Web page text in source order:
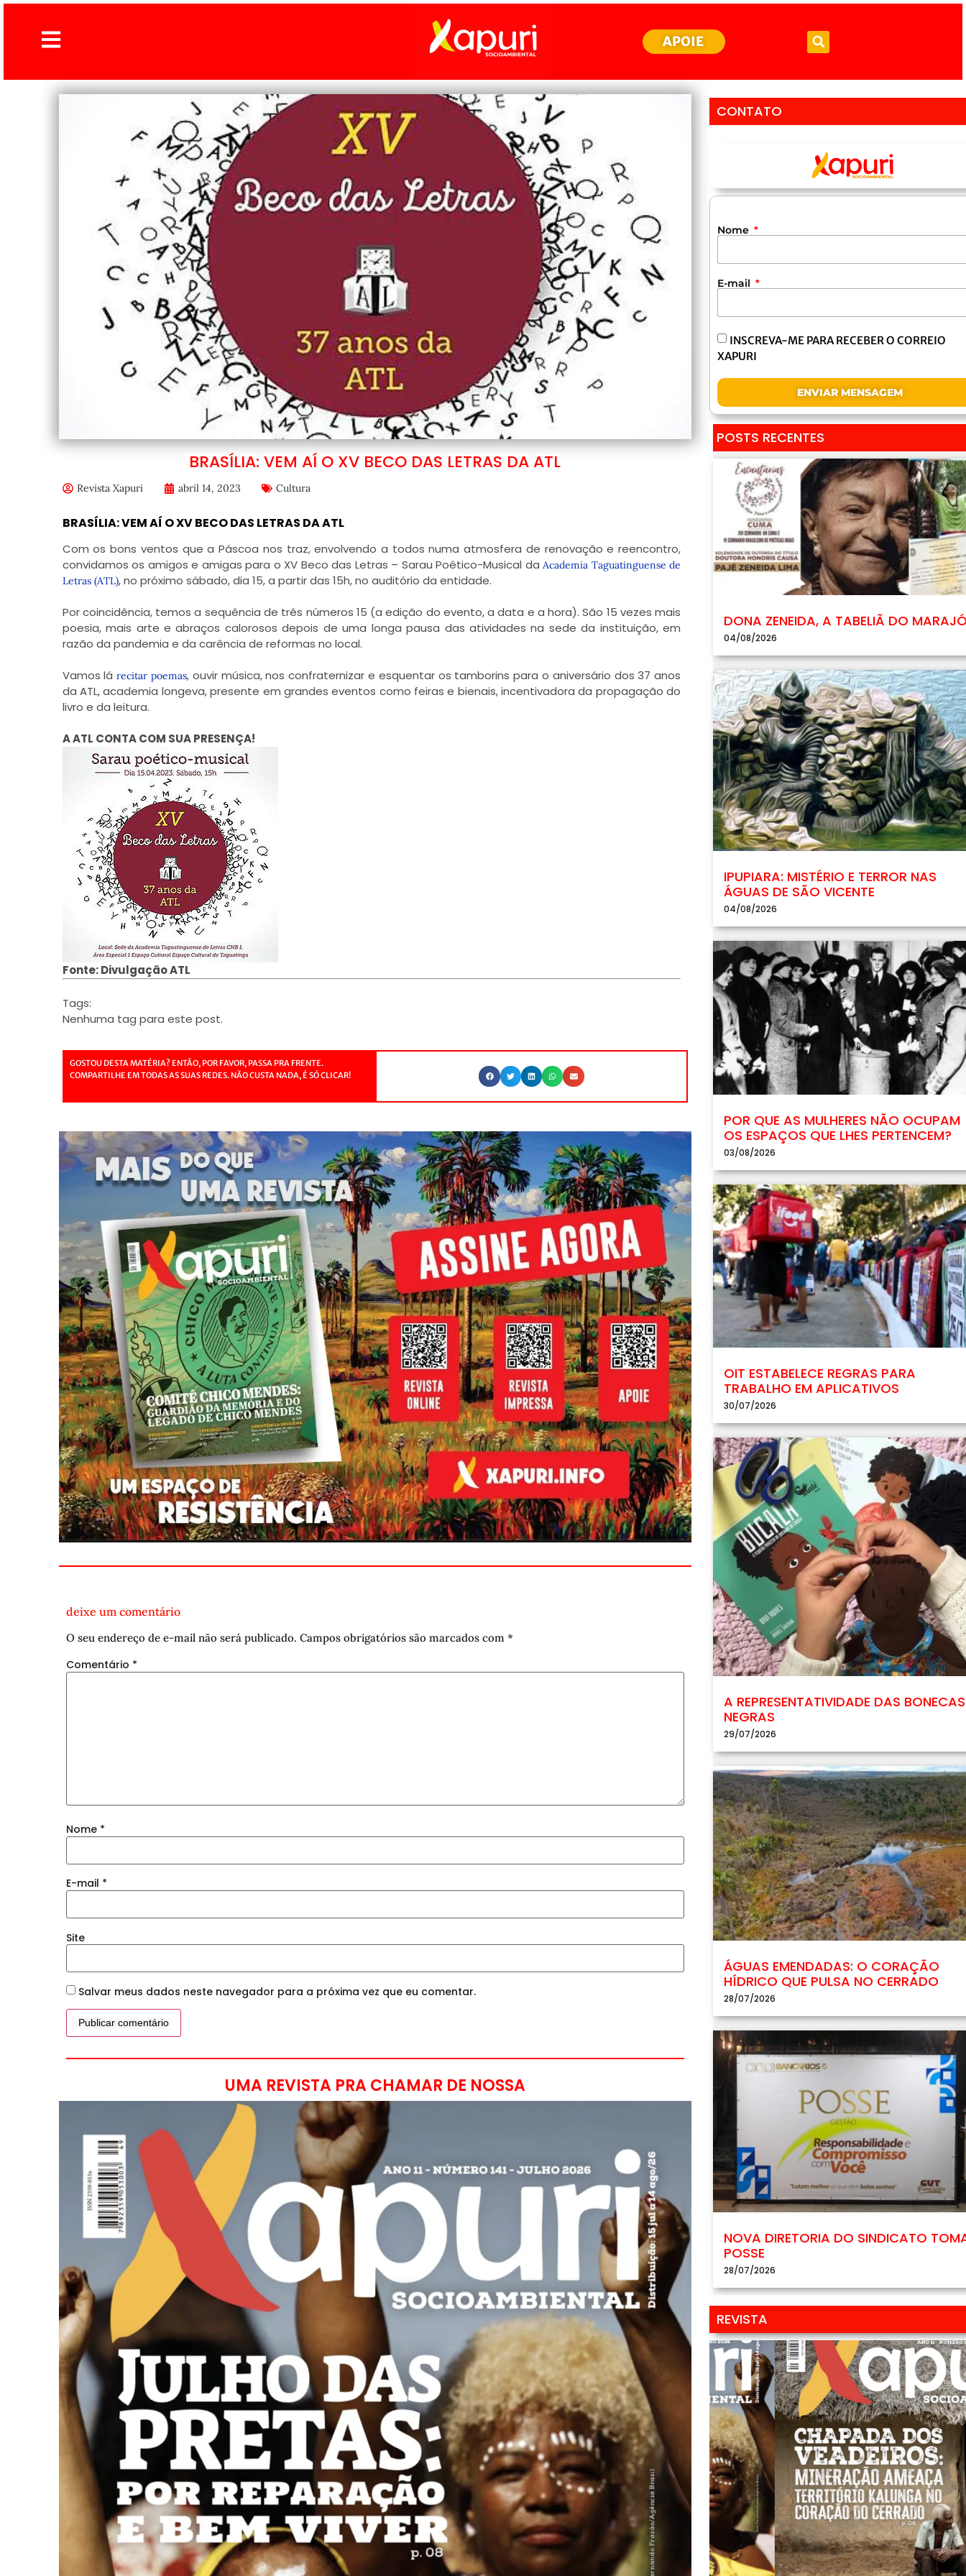
APOIE
BRASÍLIA: VEM AÍ O XV BECO DAS LETRAS DA ATL
Revista Xapuri abril 14, 2023 Cultura
BRASÍLIA: VEM AÍ O XV BECO DAS LETRAS DA ATL
Com os bons ventos que a Páscoa nos traz, envolvendo a todos numa atmosfera de renovação e reencontro,
convidamos os amigos e amigas para o XV Beco das Letras – Sarau Poético-Musical daAcademia Taguatinguense de
Letras (ATL), no próximo sábado, dia 15, a partir das 15h, no auditório da entidade.
Por coincidência, temos a sequência de três números 15 (a edição do evento, a data e a hora). São 15 vezes mais
poesia, mais arte e abraços calorosos depois de uma longa pausa das atividades na sede da instituição, em
razão da pandemia e da carência de reformas no local.
Vamos lá recitar poemas, ouvir música, nos confraternizar e esquentar os tamborins para o aniversário dos 37 anos
da ATL, academia longeva, presente em grandes eventos como feiras e bienais, incentivadora da propagação do
livro e da leitura.
A ATL CONTA COM SUA PRESENÇA!
Fonte: Divulgação ATL
Tags:
Nenhuma tag para este post.
GOSTOU DESTA MATÉRIA? ENTÃO, POR FAVOR, PASSA PRA FRENTE.
COMPARTILHE EM TODAS AS SUAS REDES. NÃO CUSTA NADA, É SÓ CLICAR!
deixe um comentário
O seu endereço de e-mail não será publicado. Campos obrigatórios são marcados com *
Comentário *
Nome *
E-mail *
Site
Salvar meus dados neste navegador para a próxima vez que eu comentar.
UMA REVISTA PRA CHAMAR DE NOSSA
CONTATO
Nome
E-mail
INSCREVA-ME PARA RECEBER O CORREIO
XAPURI
ENVIAR MENSAGEM
POSTS RECENTES
DONA ZENEIDA, A TABELIÃ DO
04/08/2026
IPUPIARA: MISTÉRIO E TERROR NAS
ÁGUAS DE SÃO VICENTE
04/08/2026
POR QUE AS MULHERES NÃO OCUPAM
OS ESPAÇOS QUE LHES PERTENCEM?
03/08/2026
OIT ESTABELECE REGRAS PARA
TRABALHO EM APLICATIVOS
30/07/2026
A REPRESENTATIVIDADE DAS BONECAS
NEGRAS
29/07/2026
ÁGUAS EMENDADAS: O CORAÇÃO
HÍDRICO QUE PULSA NO CERRADO
28/07/2026
NOVA DIRETORIA DO SINDICATO
POSSE
28/07/2026
REVISTA